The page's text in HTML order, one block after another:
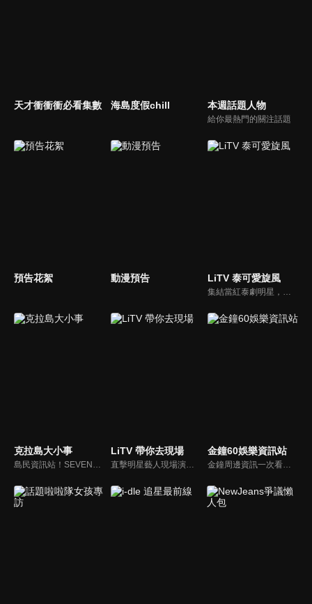
天才衝衝衝必看集數 海島度假chill 本週話題人物
給你最熱門的關注話題
預告花絮 動漫預告 LiTV 泰可愛旋風
集結當紅泰劇明星，獨家揭露他們的幕後小秘密
克拉島大小事
島民資訊站！SEVENTEEN近期資訊報你知
LiTV 帶你去現場
直擊明星藝人現場演出，體驗當下火熱氣氛
金鐘60娛樂資訊站
金鐘周邊資訊一次看，一起預測金鐘得主！